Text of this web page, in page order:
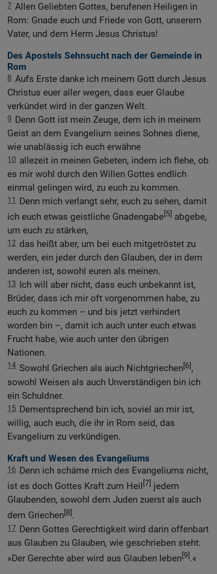
7 Allen Geliebten Gottes, berufenen Heiligen in
Rom: Gnade euch und Friede von Gott, unserem
Vater, und dem Herrn Jesus Christus!
Des Apostels Sehnsucht nach der Gemeinde in
Rom
8 Aufs Erste danke ich meinem Gott durch Jesus
Christus euer aller wegen, dass euer Glaube
verkündet wird in der ganzen Welt.
9 Denn Gott ist mein Zeuge, dem ich in meinem
Geist an dem Evangelium seines Sohnes diene,
wie unablässig ich euch erwähne
10 allezeit in meinen Gebeten, indem ich flehe, ob
es mir wohl durch den Willen Gottes endlich
einmal gelingen wird, zu euch zu kommen.
11 Denn mich verlangt sehr, euch zu sehen, damit
ich euch etwas geistliche Gnadengabe[5] abgebe,
um euch zu stärken,
12 das heißt aber, um bei euch mitgetröstet zu
werden, ein jeder durch den Glauben, der in dem
anderen ist, sowohl euren als meinen.
13 Ich will aber nicht, dass euch unbekannt ist,
Brüder, dass ich mir oft vorgenommen habe, zu
euch zu kommen – und bis jetzt verhindert
worden bin –, damit ich auch unter euch etwas
Frucht habe, wie auch unter den übrigen
Nationen.
14 Sowohl Griechen als auch Nichtgriechen[6],
sowohl Weisen als auch Unverständigen bin ich
ein Schuldner.
15 Dementsprechend bin ich, soviel an mir ist,
willig, auch euch, die ihr in Rom seid, das
Evangelium zu verkündigen.
Kraft und Wesen des Evangeliums
16 Denn ich schäme mich des Evangeliums nicht,
ist es doch Gottes Kraft zum Heil [7] jedem
Glaubenden, sowohl dem Juden zuerst als auch
dem Griechen[8].
17 Denn Gottes Gerechtigkeit wird darin offenbart
aus Glauben zu Glauben, wie geschrieben steht:
»Der Gerechte aber wird aus Glauben leben[9].«